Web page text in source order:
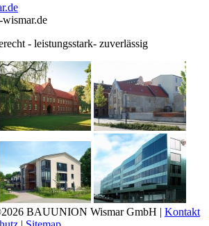
- leistungsstark- zuverlässig
BAUUNION Wismar GmbH | Kontakt